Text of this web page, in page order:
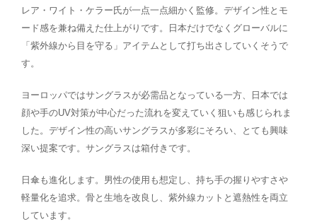
レア・ワイト・ケラー氏が一点一点細かく監修。デザイン性とモ
ード感を兼ね備えた仕上がりです。日本だけでなくグローバルに
「紫外線から目を守る」アイテムとして打ち出さしていくそうで
す。
ヨーロッパではサングラスが必需品となっている一方、日本では
顔や手のUV対策が中心だった流れを変えていく狙いも感じられま
した。デザイン性の高いサングラスが多彩にそろい、とても興味
深い提案です。サングラスは箱付きです。
日傘も進化します。男性の使用も想定し、持ち手の握りやすさや
軽量化を追求。骨と生地を改良し、紫外線カットと遮熱性を両立
しています。